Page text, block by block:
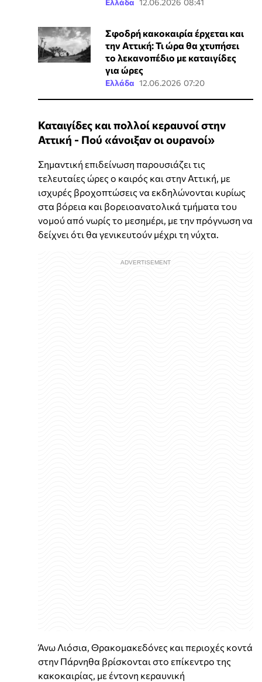
Σφοδρή κακοκαιρία έρχεται και
την Αττική: Τι ώρα θα χτυπήσει
το λεκανοπέδιο με καταιγίδες
για ώρες
Ελλάδα 12.06.2026 07:20
Καταιγίδες και πολλοί κεραυνοί στην
Αττική - Πού «άνοιξαν οι ουρανοί»
Σημαντική επιδείνωση παρουσιάζει τις
τελευταίες ώρες ο καιρός και στην Αττική, με
ισχυρές βροχοπτώσεις να εκδηλώνονται κυρίως
στα βόρεια και βορειοανατολικά τμήματα του
νομού από νωρίς το μεσημέρι, με την πρόγνωση να
δείχνει ότι θα γενικευτούν μέχρι τη νύχτα.
Άνω Λιόσια, Θρακομακεδόνες και περιοχές κοντά
στην Πάρνηθα βρίσκονται στο επίκεντρο της
κακοκαιρίας, με έντονη κεραυνική